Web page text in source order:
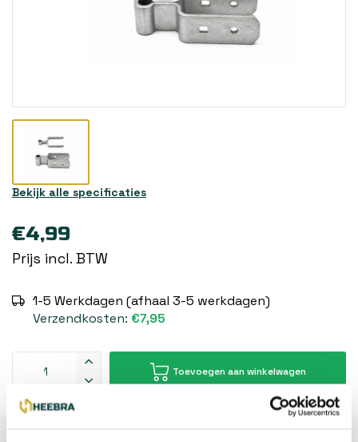
Bekijk alle specificaties
€4,99
Prijs incl. BTW
1-5 Werkdagen (afhaal 3-5 werkdagen)
Verzendkosten: €7,95
Toevoegen aan winkelwagen